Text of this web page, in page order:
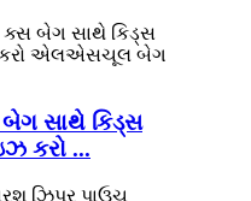
સાથે કિડ્સ
કરો ...